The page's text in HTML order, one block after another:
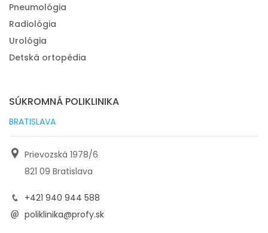
Pneumológia
Radiológia
Urológia
Detská ortopédia
SÚKROMNÁ POLIKLINIKA
BRATISLAVA
Prievozská 1978/6
821 09 Bratislava
+421 940 944 588
poliklinika@profy.sk